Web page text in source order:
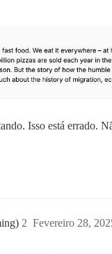
Isso está errado.
Fevereiro 28,
2